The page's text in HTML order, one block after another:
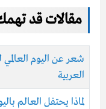
مقالات قد
شعر عن اليوم العالمي
العربية
لماذا يحتفل العالم